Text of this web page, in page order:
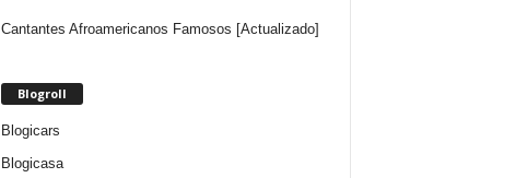
Cantantes Afroamericanos Famosos [Actualizado]
Blogroll
Blogicars
Blogicasa